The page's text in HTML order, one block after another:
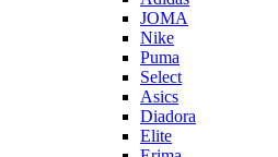
JOMA
Nike
Puma
Select
Asics
Diadora
Elite